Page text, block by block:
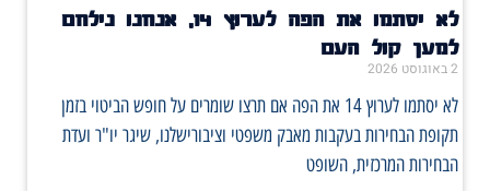
לא יסתמו את הפה לערוץ 14, אנחנו נילחם
למען קול העם
2 באוגוסט 2026
לא יסתמו לערוץ 14 את הפה אם תרצו שומרים על חופש הביטוי בזמן
תקופת הבחירות בעקבות מאבק משפטי וציבורישלנו, שיגר יו"ר ועדת
הבחירות המרכזית, השופט